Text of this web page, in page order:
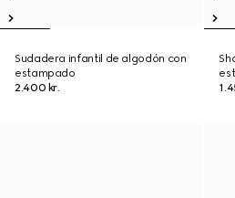
Sudadera infantil de algodón con
estampado
2.400 kr.